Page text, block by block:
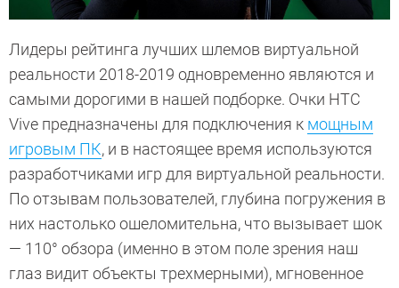
Лидеры рейтинга лучших шлемов виртуальной
реальности 2018-2019 одновременно являются и
самыми дорогими в нашей подборке. Очки HTC
Vive предназначены для подключения к мощным
игровым ПК, и в настоящее время используются
разработчиками игр для виртуальной реальности.
По отзывам пользователей, глубина погружения в
них настолько ошеломительна, что вызывает шок
— 110° обзора (именно в этом поле зрения наш
глаз видит объекты трехмерными), мгновенное